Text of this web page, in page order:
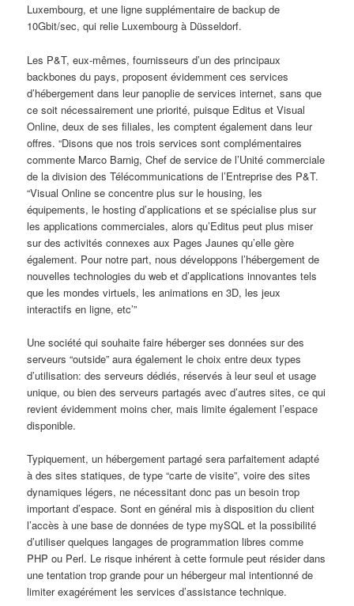
Luxembourg, et une ligne supplémentaire de backup de
10Gbit/sec, qui relie Luxembourg à Düsseldorf.
Les P&T, eux-mêmes, fournisseurs d’un des principaux
backbones du pays, proposent évidemment ces services
d’hébergement dans leur panoplie de services internet, sans que
ce soit nécessairement une priorité, puisque Editus et Visual
Online, deux de ses filiales, les comptent également dans leur
offres. “Disons que nos trois services sont complémentaires
commente Marco Barnig, Chef de service de l’Unité commerciale
de la division des Télécommunications de l’Entreprise des P&T.
“Visual Online se concentre plus sur le housing, les
équipements, le hosting d’applications et se spécialise plus sur
les applications commerciales, alors qu’Editus peut plus miser
sur des activités connexes aux Pages Jaunes qu’elle gère
également. Pour notre part, nous développons l’hébergement de
nouvelles technologies du web et d’applications innovantes tels
que les mondes virtuels, les animations en 3D, les jeux
interactifs en ligne, etc’”
Une société qui souhaite faire héberger ses données sur des
serveurs “outside” aura également le choix entre deux types
d’utilisation: des serveurs dédiés, réservés à leur seul et usage
unique, ou bien des serveurs partagés avec d’autres sites, ce qui
revient évidemment moins cher, mais limite également l’espace
disponible.
Typiquement, un hébergement partagé sera parfaitement adapté
à des sites statiques, de type “carte de visite”, voire des sites
dynamiques légers, ne nécessitant donc pas un besoin trop
important d’espace. Sont en général mis à disposition du client
l’accès à une base de données de type mySQL et la possibilité
d’utiliser quelques langages de programmation libres comme
PHP ou Perl. Le risque inhérent à cette formule peut résider dans
une tentation trop grande pour un hébergeur mal intentionné de
limiter exagérément les services d’assistance technique.